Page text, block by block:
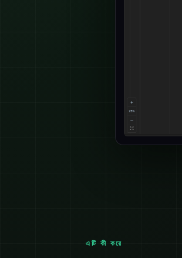
এটি কী করে